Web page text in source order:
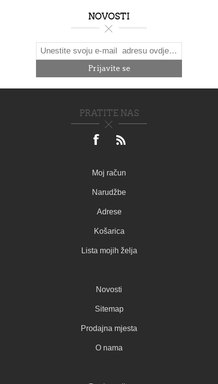
NOVOSTI
PRATITE NAS
Moj račun
Narudžbe
Adrese
Košarica
Lista mojih želja
Novosti
Sitemap
Prodajna mjesta
O nama